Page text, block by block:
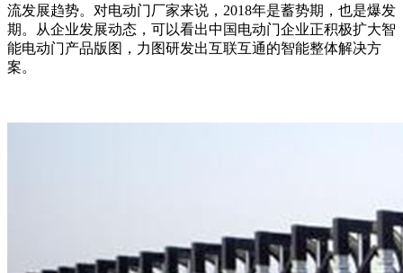
流发展趋势。对电动门厂家来说，2018年是蓄势期，也是爆发
期。从企业发展动态，可以看出中国电动门企业正积极扩大智
能电动门产品版图，力图研发出互联互通的智能整体解决方
案。